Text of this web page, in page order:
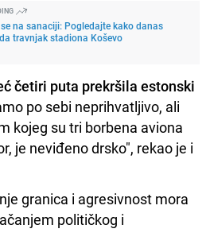
na sanaciji: Pogledajte kako danas
travnjak stadiona Koševo
četiri puta prekršila estonski
po sebi neprihvatljivo, ali
kojeg su tri borbena aviona
je neviđeno drsko", rekao je i
granica i agresivnost mora
političkog i